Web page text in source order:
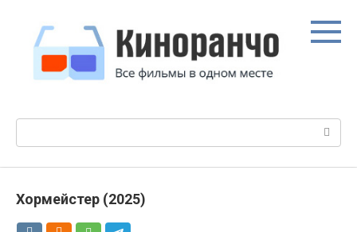
контенту
Хормейстер (2025)